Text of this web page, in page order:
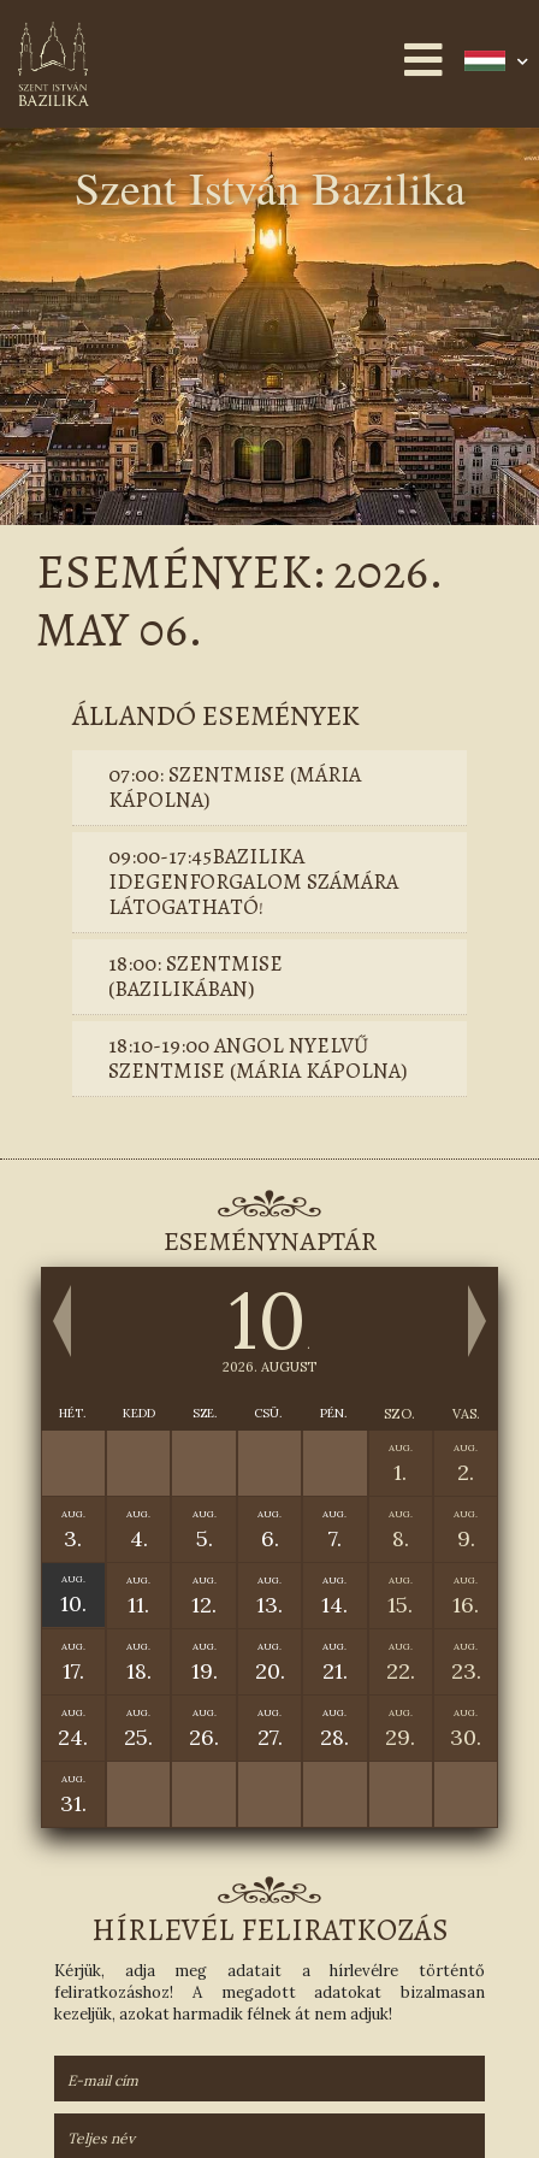
Szent István Bazilika
ESEMÉNYEK: 2026.
MAY 06.
ÁLLANDÓ ESEMÉNYEK
07:00: SZENTMISE (MÁRIA
KÁPOLNA)
09:00-17:45BAZILIKA
IDEGENFORGALOM SZÁMÁRA
LÁTOGATHATÓ!
18:00: SZENTMISE
(BAZILIKÁBAN)
18:10-19:00 ANGOL NYELVŰ
SZENTMISE (MÁRIA KÁPOLNA)
ESEMÉNYNAPTÁR
10 .
2026. AUGUST
HÉT. KEDD SZE. CSÜ. PÉN. SZO. VAS.
AUG.
1.
AUG.
2.
AUG.
3.
AUG.
4.
AUG.
5.
AUG.
6.
AUG.
7.
AUG.
8.
AUG.
9.
AUG.
10.
AUG.
11.
AUG.
12.
AUG.
13.
AUG.
14.
AUG.
15.
AUG.
16.
AUG.
17.
AUG.
18.
AUG.
19.
AUG.
20.
AUG.
21.
AUG.
22.
AUG.
23.
AUG.
24.
AUG.
25.
AUG.
26.
AUG.
27.
AUG.
28.
AUG.
29.
AUG.
30.
AUG.
31.
HÍRLEVÉL FELIRATKOZÁS
Kérjük, adja meg adatait a hírlevélre történtő
feliratkozáshoz! A megadott adatokat bizalmasan
kezeljük, azokat harmadik félnek át nem adjuk!